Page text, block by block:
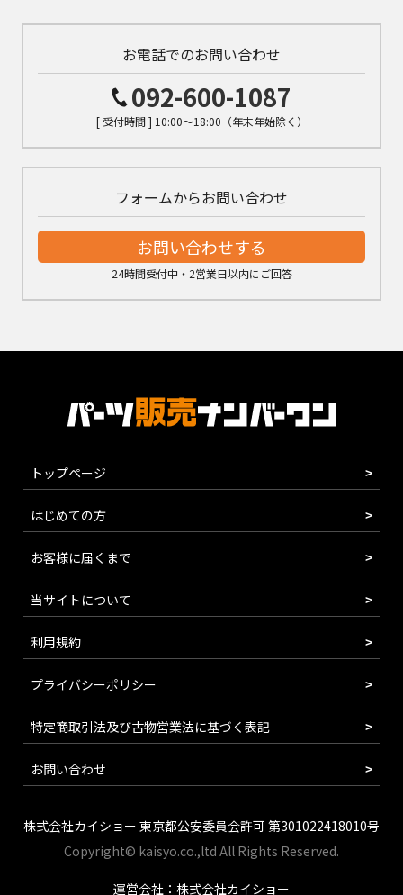
お電話でのお問い合わせ
092-600-1087
[ 受付時間 ] 10:00～18:00（年末年始除く）
フォームからお問い合わせ
お問い合わせする
24時間受付中・2営業日以内にご回答
トップページ
はじめての方
お客様に届くまで
当サイトについて
利用規約
プライバシーポリシー
特定商取引法及び古物営業法に基づく表記
お問い合わせ
株式会社カイショー 東京都公安委員会許可 第301022418010号
Copyright© kaisyo.co.,ltd All Rights Reserved.
運営会社：株式会社カイショー